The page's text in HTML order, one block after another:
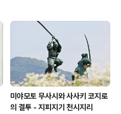
미야모토 무사시와 사사키 코지로
의 결투 - 지피지기 천시지리